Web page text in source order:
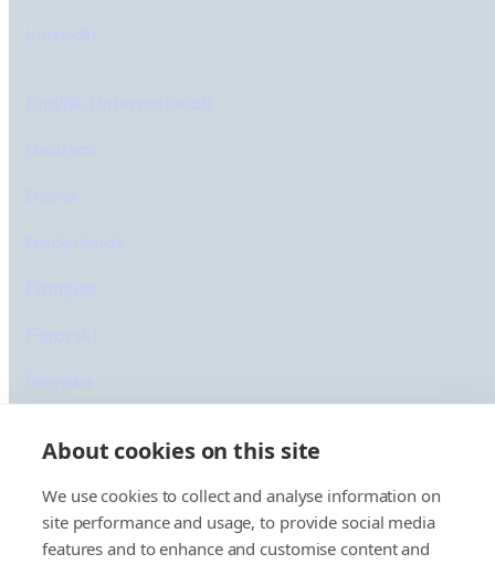
About cookies on this site
We use cookies to collect and analyse information on
site performance and usage, to provide social media
features and to enhance and customise content and
LinkedIn
English (International)
Deutsch
Dansk
Nederlands
Français
Føroyskt
Íslenska
© 2025 Smyril LineCookiebeleidPrivacybeleid